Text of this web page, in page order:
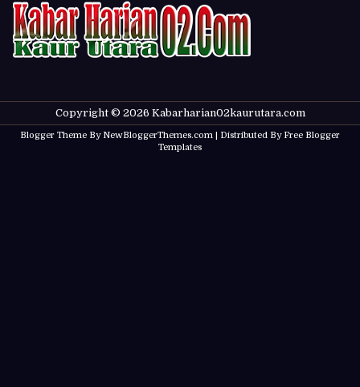
Copyright © 2026 Kabarharian02kaurutara.com
Blogger Theme By NewBloggerThemes.com | Distributed ByFree Blogger
Templates